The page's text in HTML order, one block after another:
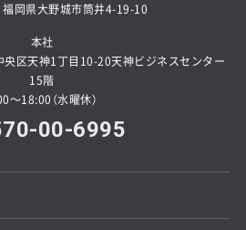
岡県大野城市筒井4-19-10
本社
区天神1丁目10-20天神ビジネスセンター
15階
～18:00（水曜休）
00-6995